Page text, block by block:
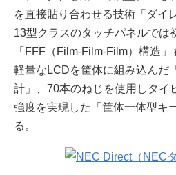
を直接貼り合わせる技術「ダイ
13型クラスのタッチパネルでは
「FFF（Film-Film-Film）構造
軽量なLCDを筐体に組み込んだ
計」、70本のねじを使用しタイ
強度を実現した「筐体一体型キ
る。